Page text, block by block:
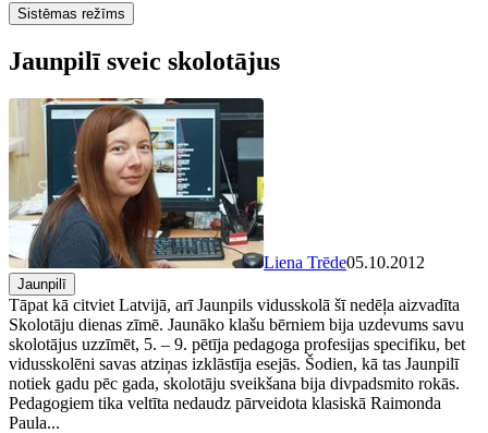
Sistēmas režīms
Jaunpilī sveic skolotājus
Liena Trēde05.10.2012
Jaunpilī
Tāpat kā citviet Latvijā, arī Jaunpils vidusskolā šī nedēļa aizvadīta
Skolotāju dienas zīmē. Jaunāko klašu bērniem bija uzdevums savu
skolotājus uzzīmēt, 5. – 9. pētīja pedagoga profesijas specifiku, bet
vidusskolēni savas atziņas izklāstīja esejās. Šodien, kā tas Jaunpilī
notiek gadu pēc gada, skolotāju sveikšana bija divpadsmito rokās.
Pedagogiem tika veltīta nedaudz pārveidota klasiskā Raimonda
Paula...